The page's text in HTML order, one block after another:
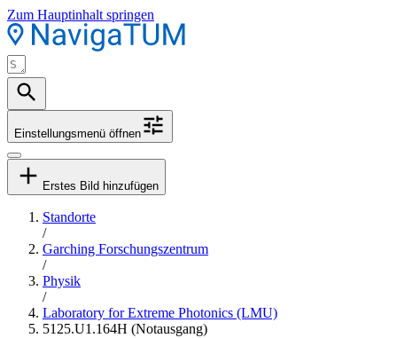
Zum Hauptinhalt springen
Einstellungsmenü öffnen
Erstes Bild hinzufügen
Standorte
/
Garching Forschungszentrum
/
Physik
/
Laboratory for Extreme Photonics (LMU)
5125.U1.164H (Notausgang)